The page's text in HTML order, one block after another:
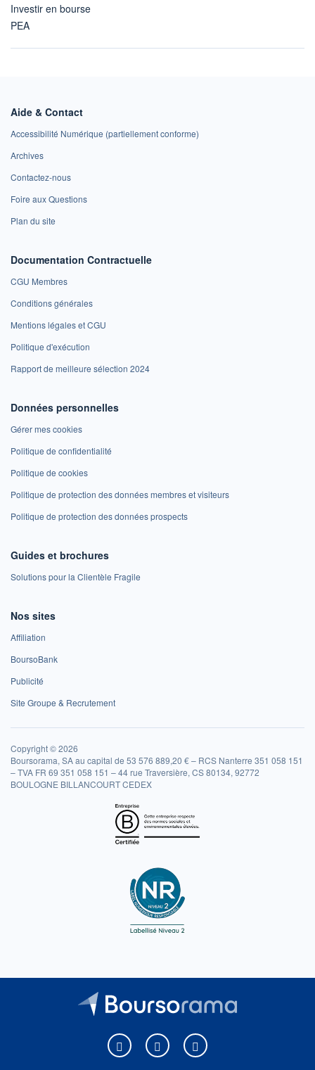
Investir en bourse
PEA
Aide & Contact
Accessibilité Numérique (partiellement conforme)
Archives
Contactez-nous
Foire aux Questions
Plan du site
Documentation Contractuelle
CGU Membres
Conditions générales
Mentions légales et CGU
Politique d'exécution
Rapport de meilleure sélection 2024
Données personnelles
Gérer mes cookies
Politique de confidentialité
Politique de cookies
Politique de protection des données membres et visiteurs
Politique de protection des données prospects
Guides et brochures
Solutions pour la Clientèle Fragile
Nos sites
Affiliation
BoursoBank
Publicité
Site Groupe & Recrutement
Copyright © 2026
Boursorama, SA au capital de 53 576 889,20 € – RCS Nanterre 351 058 151
– TVA FR 69 351 058 151 – 44 rue Traversière, CS 80134, 92772
BOULOGNE BILLANCOURT CEDEX
Boursorama sur Facebook
Boursorama sur XBoursorama sur